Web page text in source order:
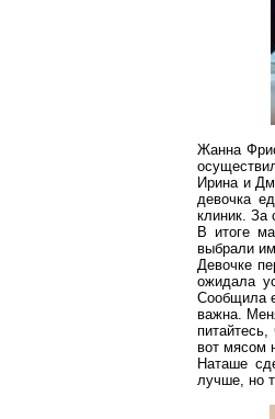
Жанна
Ирина и
девочка
клиник. За
В итоге
выбрали
Девочке
ожидала
Сообщила
важна.
вот мясом
Наташе
лучше, но